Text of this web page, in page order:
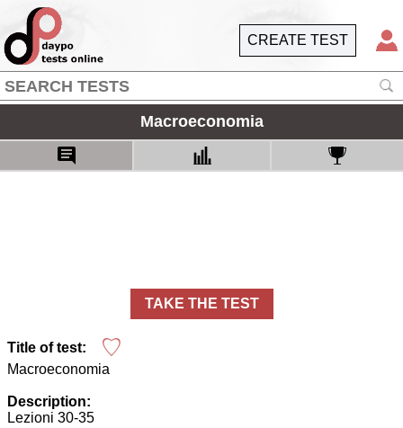
CREATE TEST
Macroeconomia
TAKE THE TEST
Title of test:
Macroeconomia
Description:
Lezioni 30-35